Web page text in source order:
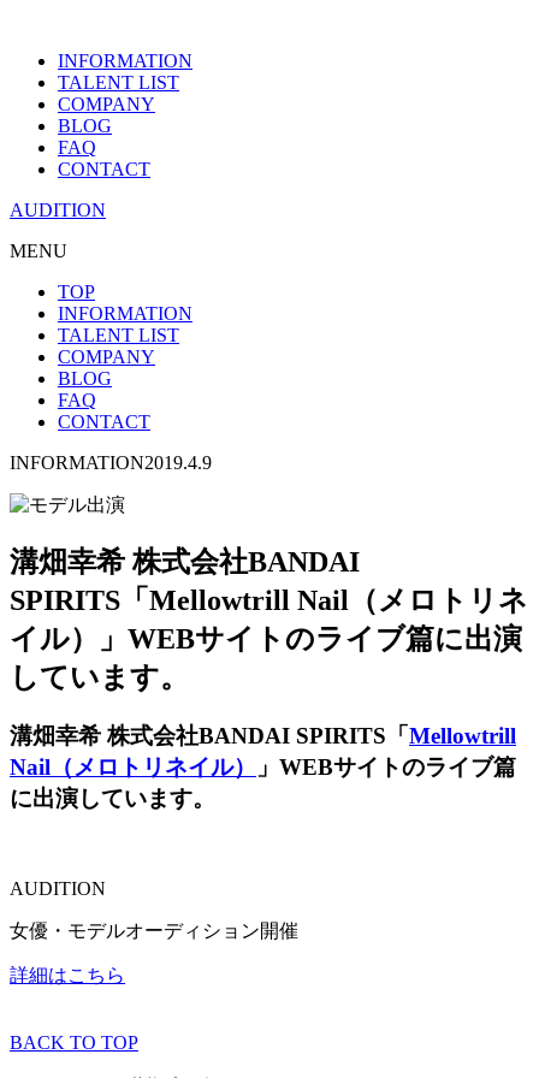
INFORMATION
TALENT LIST
COMPANY
BLOG
FAQ
CONTACT
AUDITION
MENU
TOP
INFORMATION
TALENT LIST
COMPANY
BLOG
FAQ
CONTACT
INFORMATION2019.4.9
溝畑幸希 株式会社BANDAI
SPIRITS「Mellowtrill Nail（メロトリネ
イル）」WEBサイトのライブ篇に出演
しています。
溝畑幸希 株式会社BANDAI SPIRITS「Mellowtrill
Nail（メロトリネイル）
」WEBサイトのライブ篇
に出演しています。
AUDITION
女優・モデルオーディション開催
詳細はこちら
BACK TO TOP